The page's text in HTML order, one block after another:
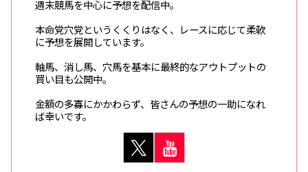
週末競馬を中心に予想を配信中。
本命党穴党というくくりはなく、レースに応じて柔軟
に予想を展開しています。
軸馬、消し馬、穴馬を基本に最終的なアウトプットの
買い目も公開中。
金額の多寡にかかわらず、皆さんの予想の一助になれ
ば幸いです。